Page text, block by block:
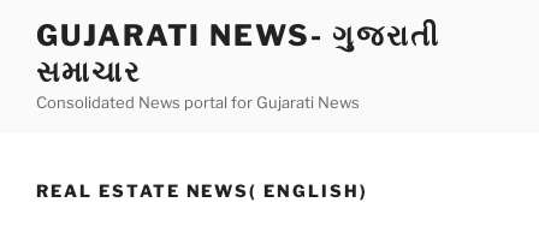
content
GUJARATI NEWS- ગુજરાતી
સમાચાર
Consolidated News portal for Gujarati News
REAL ESTATE NEWS( ENGLISH)